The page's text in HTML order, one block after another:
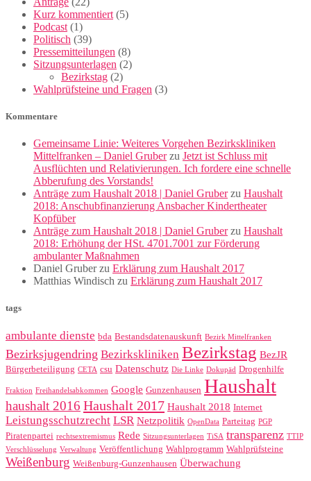
Kurz kommentiert (5)
Podcast (1)
Politisch (39)
Pressemitteilungen (8)
Sitzungsunterlagen (2)
Bezirkstag (2)
Wahlprüfsteine und Fragen (3)
Kommentare
Gemeinsame Linie: Weiteres Vorgehen Bezirkskliniken
Mittelfranken – Daniel Gruberzu Jetzt ist Schluss mit
Ausflüchten und Relativierungen. Ich fordere eine schnelle
Abberufung des Vorstands!
Anträge zum Haushalt 2018 | Daniel Gruberzu Haushalt
2018: Anschubfinanzierung Ansbacher Kindertheater
Kopfüber
Anträge zum Haushalt 2018 | Daniel Gruberzu Haushalt
2018: Erhöhung der HSt. 4701.7001 zur Förderung
ambulanter Maßnahmen
Daniel Gruberzu Erklärung zum Haushalt 2017
Matthias Windisch zu Erklärung zum Haushalt 2017
tags
ambulante dienste bda Bestandsdatenauskunft Bezirk Mittelfranken
Bezirksjugendring Bezirkskliniken Bezirkstag BezJR
Bürgerbeteiligung CETA csu Datenschutz Die Linke Dokupäd Drogenhilfe
Fraktion Freihandelsabkommen Google Gunzenhausen Haushalt
haushalt 2016 Haushalt 2017 Haushalt 2018 Internet
Leistungsschutzrecht LSR Netzpolitik OpenData Parteitag PGP
Piratenpartei rechtsextremismus Rede Sitzungsunterlagen TiSA transparenz TTIP
Verschlüsselung Verwaltung Veröffentlichung Wahlprogramm Wahlprüfsteine
Weißenburg Weißenburg-Gunzenhausen Überwachung